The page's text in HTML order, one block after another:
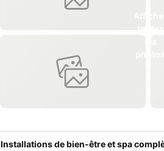
Installations de bien-être et spa